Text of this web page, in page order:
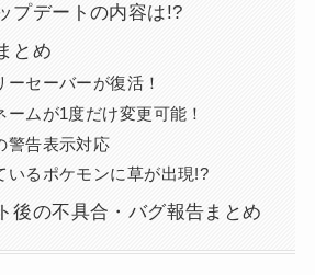
プデートの内容は!?
とめ
ーセーバーが復活！
ームが1度だけ変更可能！
警告表示対応
いるポケモンに草が出現!?
後の不具合・バグ報告まとめ